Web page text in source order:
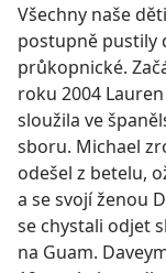
Všechny naše
postupně pustily
průkopnické.
roku 2004 Lauren
sloužila ve
sboru. Michael
odešel z betelu,
a se svojí ženou
se chystali odjet
na Guam.